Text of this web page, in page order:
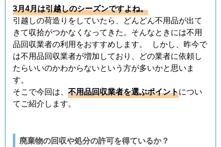
3月4月は引越しのシーズンですよね。
引越しの荷造りをしていたら、どんどん不用品が出て
きて収拾がつかなくなってきた。そんなときには不用
品回収業者の利用をおすすめします。 しかし、昨今で
は不用品回収業者が増加しており、どの業者に依頼し
たらいいのかわからないという方が多いかと思いま
す。
そこで今回は、 不用品回収業者を選ぶポイントについ
てご紹介します。
廃棄物の回収や処分の許可を得ているか？